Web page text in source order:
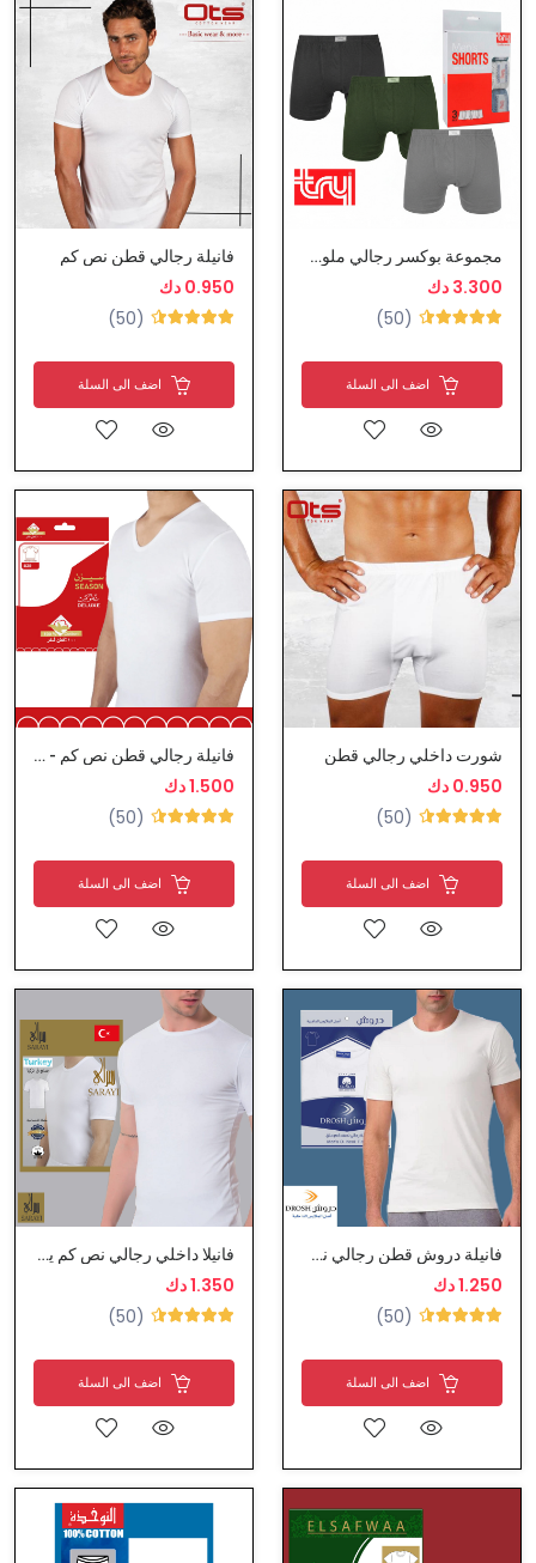
مجموعة بوكسر رجالي ملون سادة من تراي
3.300 دك
(50)
اضف الى السلة
فانيلة رجالي قطن نص كم
0.950 دك
(50)
اضف الى السلة
شورت داخلي رجالي قطن
0.950 دك
(50)
اضف الى السلة
فانيلة رجالي قطن نص كم - سيزن
1.500 دك
(50)
اضف الى السلة
فانيلة دروش قطن رجالي نصف كم غولة مرتفع
1.250 دك
(50)
اضف الى السلة
فانيلا داخلي رجالي نص كم ياقة مدورة قطن
1.350 دك
(50)
اضف الى السلة